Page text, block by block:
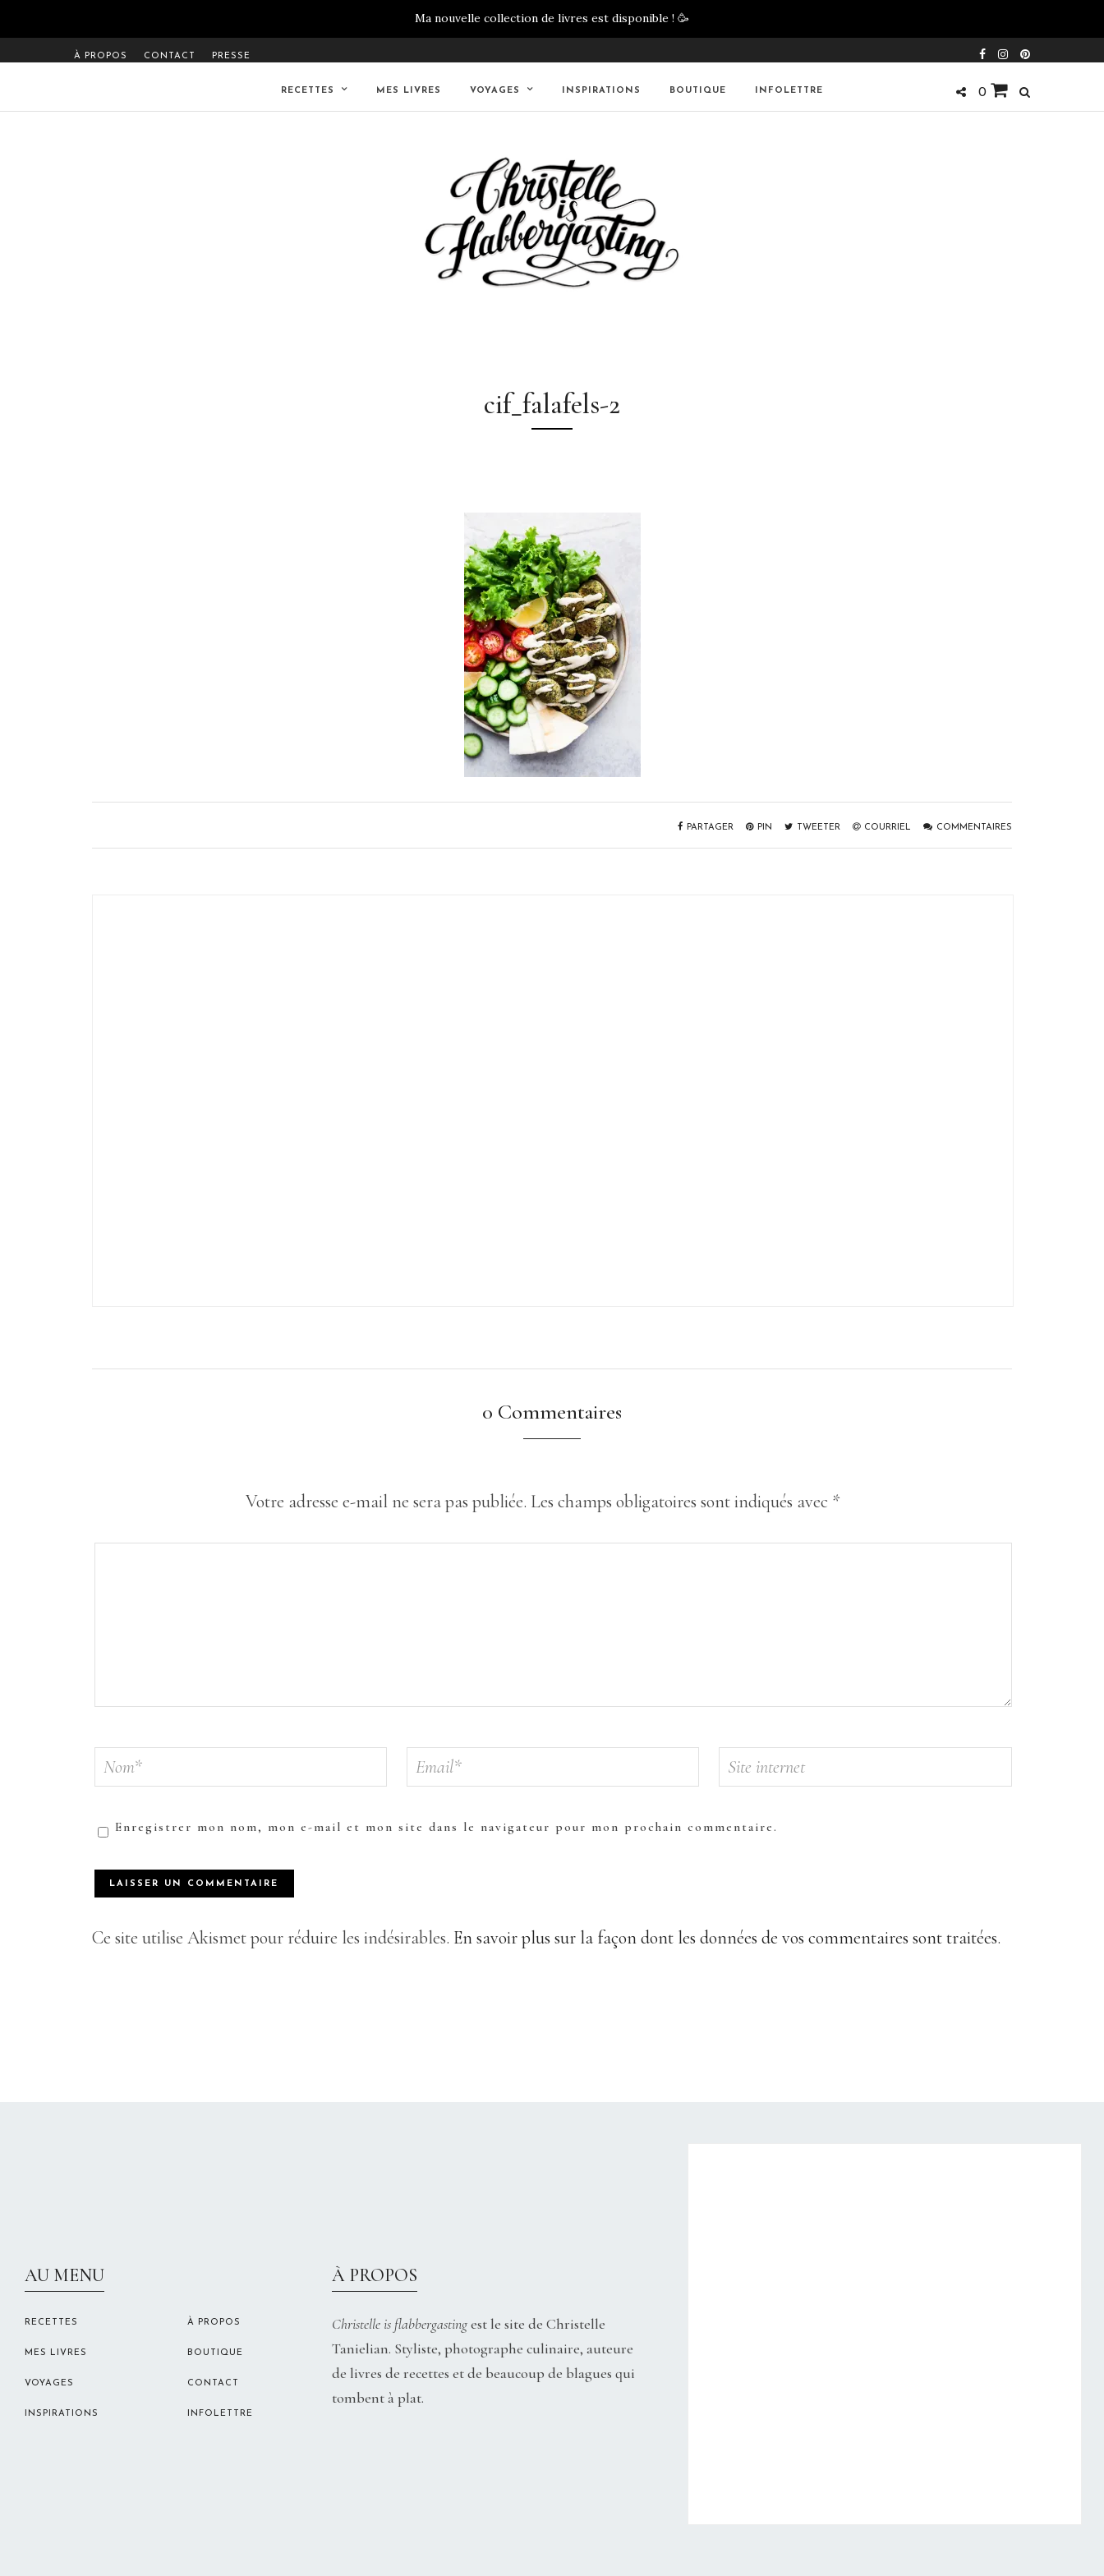
Ma nouvelle collection de livres est disponible ! 🥳
À PROPOS CONTACT PRESSE
RECETTES MES LIVRES VOYAGES INSPIRATIONS BOUTIQUE INFOLETTRE 0
cif_falafels-2
PARTAGER PIN TWEETER COURRIEL COMMENTAIRES
0 Commentaires
Votre adresse e-mail ne sera pas publiée. Les champs obligatoires sont indiqués avec *
Enregistrer mon nom, mon e-mail et mon site dans le navigateur pour mon prochain commentaire.
Ce site utilise Akismet pour réduire les indésirables. En savoir plus sur la façon dont les données de vos commentaires sont traitées.
AU MENU
RECETTES
MES LIVRES
VOYAGES
INSPIRATIONS
À PROPOS
BOUTIQUE
CONTACT
INFOLETTRE
À PROPOS
Christelle is flabbergastingest le site de Christelle
Tanielian. Styliste, photographe culinaire, auteure
de livres de recettes et de beaucoup de blagues qui
tombent à plat.